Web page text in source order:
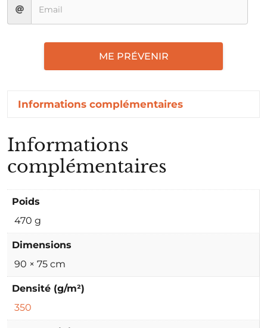
ME PRÉVENIR
Informations complémentaires
Informations
complémentaires
Poids
470 g
Dimensions
90 × 75 cm
Densité (g/m²)
350